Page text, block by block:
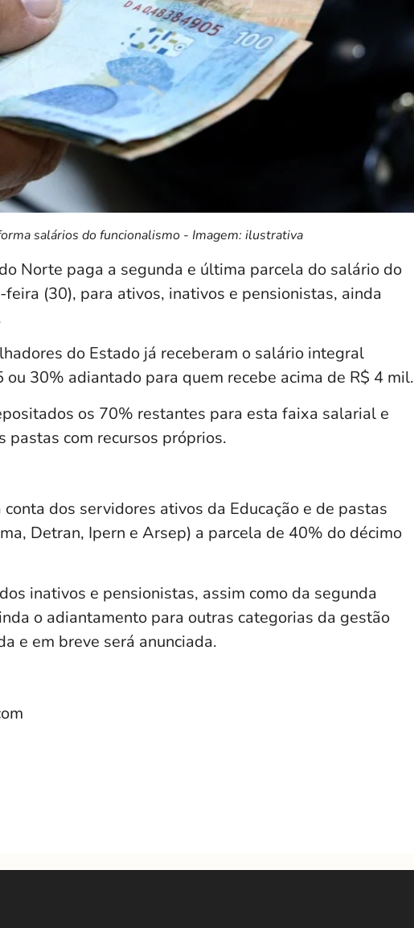
salários do funcionalismo - Imagem: ilustrativa
Norte paga a segunda e última parcela do salário do
(30), para ativos, inativos e pensionistas, ainda
do Estado já receberam o salário integral
30% adiantado para quem recebe acima de R$ 4 mil.
os 70% restantes para esta faixa salarial e
pastas com recursos próprios.
dos servidores ativos da Educação e de pastas
Detran, Ipern e Arsep) a parcela de 40% do décimo
inativos e pensionistas, assim como da segunda
o adiantamento para outras categorias da gestão
e em breve será anunciada.